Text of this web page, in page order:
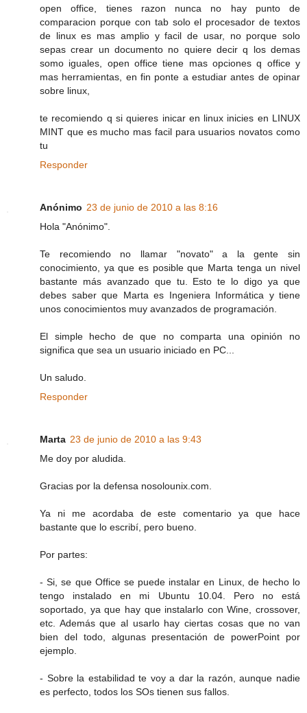
open office, tienes razon nunca no hay punto de
comparacion porque con tab solo el procesador de textos
de linux es mas amplio y facil de usar, no porque solo
sepas crear un documento no quiere decir q los demas
somo iguales, open office tiene mas opciones q office y
mas herramientas, en fin ponte a estudiar antes de opinar
sobre linux,
te recomiendo q si quieres inicar en linux inicies en LINUX
MINT que es mucho mas facil para usuarios novatos como
tu
Responder
Anónimo 23 de junio de 2010 a las 8:16
Hola "Anónimo".
Te recomiendo no llamar "novato" a la gente sin
conocimiento, ya que es posible que Marta tenga un nivel
bastante más avanzado que tu. Esto te lo digo ya que
debes saber que Marta es Ingeniera Informática y tiene
unos conocimientos muy avanzados de programación.
El simple hecho de que no comparta una opinión no
significa que sea un usuario iniciado en PC...
Un saludo.
Responder
Marta 23 de junio de 2010 a las 9:43
Me doy por aludida.
Gracias por la defensa nosolounix.com.
Ya ni me acordaba de este comentario ya que hace
bastante que lo escribí, pero bueno.
Por partes:
- Si, se que Office se puede instalar en Linux, de hecho lo
tengo instalado en mi Ubuntu 10.04. Pero no está
soportado, ya que hay que instalarlo con Wine, crossover,
etc. Además que al usarlo hay ciertas cosas que no van
bien del todo, algunas presentación de powerPoint por
ejemplo.
- Sobre la estabilidad te voy a dar la razón, aunque nadie
es perfecto, todos los SOs tienen sus fallos.